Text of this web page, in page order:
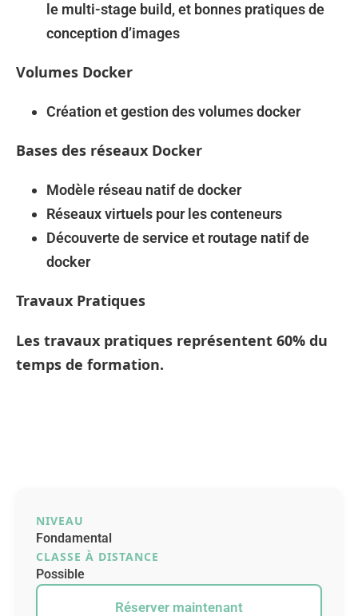
le multi-stage build, et bonnes pratiques de
conception d’images
Volumes Docker
Création et gestion des volumes docker
Bases des réseaux Docker
Modèle réseau natif de docker
Réseaux virtuels pour les conteneurs
Découverte de service et routage natif de
docker
Travaux Pratiques
Les travaux pratiques représentent 60% du
temps de formation.
NIVEAU
Fondamental
CLASSE À DISTANCE
Possible
Réserver maintenant